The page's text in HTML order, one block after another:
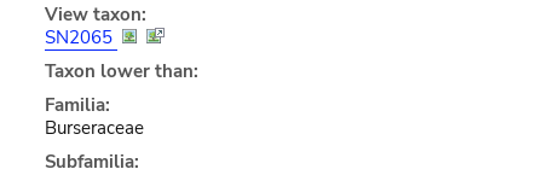
View taxon:
SN2065
Taxon lower than:
Familia:
Burseraceae
Subfamilia: